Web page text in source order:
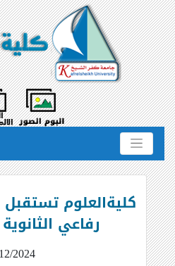
كليةالعلوم
رفاعي
2024